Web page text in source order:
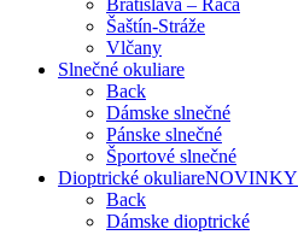
Bratislava – Rača
Šaštín-Stráže
Vlčany
Slnečné okuliare
Back
Dámske slnečné
Pánske slnečné
Športové slnečné
Dioptrické okuliareNOVINKY
Back
Dámske dioptrické